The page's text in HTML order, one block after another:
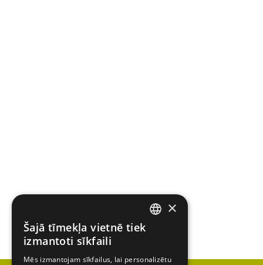
×
Šajā tīmekļa vietnē tiek
izmantoti sīkfaili
Mēs izmantojam sīkfailus, lai personalizētu